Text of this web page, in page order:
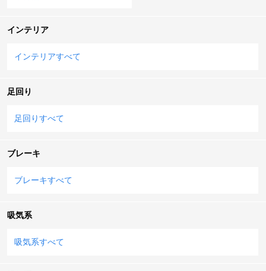
インテリア
インテリアすべて
足回り
足回りすべて
ブレーキ
ブレーキすべて
吸気系
吸気系すべて